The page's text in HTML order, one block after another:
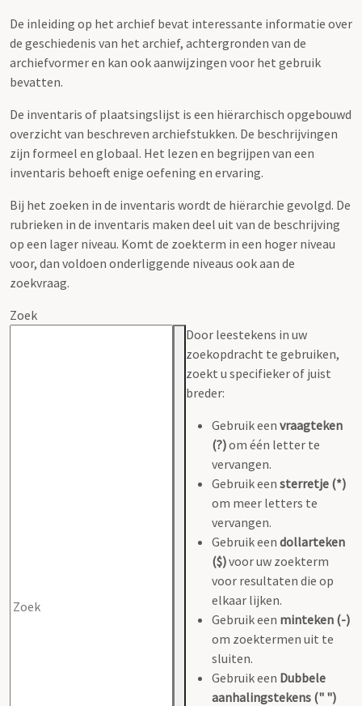
De inleiding op het archief bevat interessante informatie over
de geschiedenis van het archief, achtergronden van de
archiefvormer en kan ook aanwijzingen voor het gebruik
bevatten.
De inventaris of plaatsingslijst is een hiërarchisch opgebouwd
overzicht van beschreven archiefstukken. De beschrijvingen
zijn formeel en globaal. Het lezen en begrijpen van een
inventaris behoeft enige oefening en ervaring.
Bij het zoeken in de inventaris wordt de hiërarchie gevolgd. De
rubrieken in de inventaris maken deel uit van de beschrijving
op een lager niveau. Komt de zoekterm in een hoger niveau
voor, dan voldoen onderliggende niveaus ook aan de
zoekvraag.
Zoek
Door leestekens in uw
zoekopdracht te gebruiken,
zoekt u specifieker of juist
breder:
Gebruik een vraagteken
(?)om één letter te
vervangen.
Gebruik een sterretje (*)
om meer letters te
vervangen.
Gebruik een dollarteken
($)voor uw zoekterm
voor resultaten die op
elkaar lijken.
Gebruik een minteken (-)
om zoektermen uit te
sluiten.
Gebruik een Dubbele
aanhalingstekens (" ")